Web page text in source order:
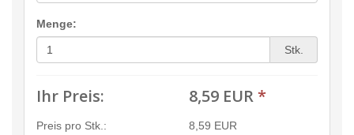
Menge:
Stk.
Ihr Preis: 8,59 EUR*
Preis pro Stk.:
8,59 EUR